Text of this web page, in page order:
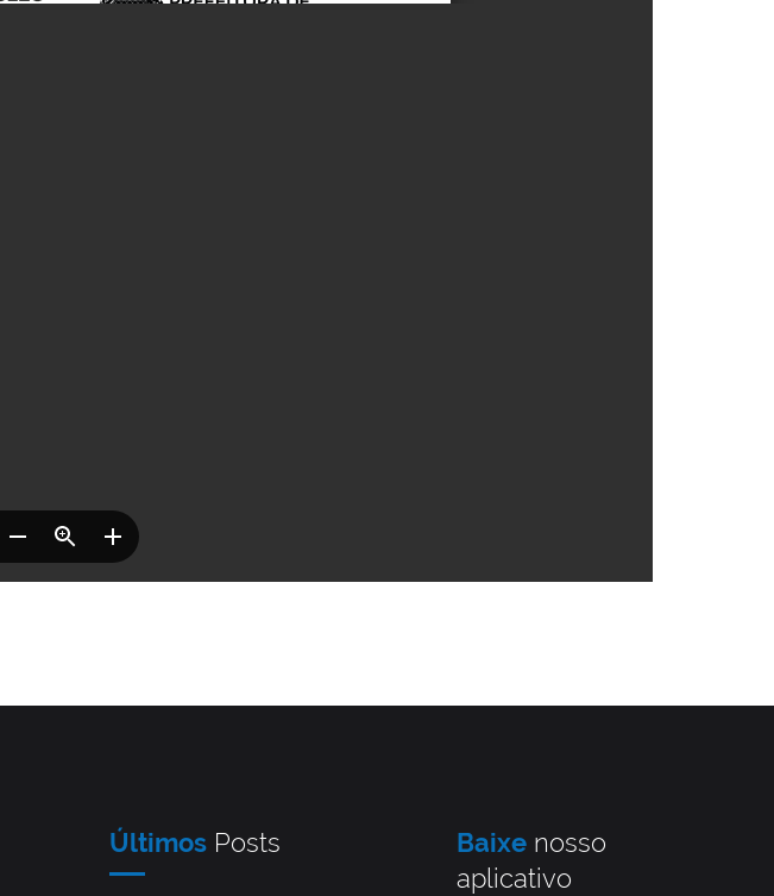
ÚltimosPosts Baixe nosso
aplicativo